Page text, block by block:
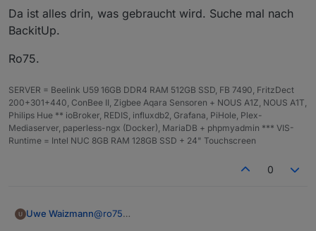
gesichert
Da ist alles drin, was gebraucht wird. Suche mal nach
BackitUp.
Ro75.
SERVER = Beelink U59 16GB DDR4 RAM 512GB SSD, FB 7490, FritzDect
200+301+440, ConBee II, Zigbee Aqara Sensoren + NOUS A1Z, NOUS A1T,
Philips Hue ** ioBroker, REDIS, influxdb2, Grafana, PiHole, Plex-
Mediaserver, paperless-ngx (Docker), MariaDB + phpmyadmin *** VIS-
Runtime = Intel NUC 8GB RAM 128GB SSD + 24" Touchscreen
0
Uwe Waizmann@ro75